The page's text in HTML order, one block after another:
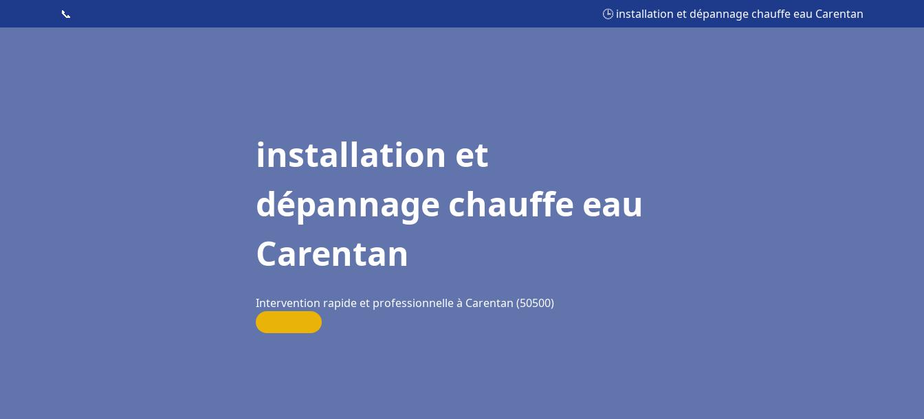
📞 🕒 installation et dépannage chauffe eau Carentan
installation et
dépannage chauffe eau
Carentan
Intervention rapide et professionnelle à Carentan (50500)